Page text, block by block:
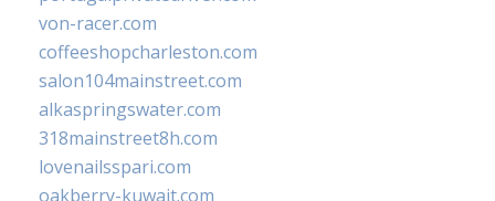
von-racer.com
coffeeshopcharleston.com
salon104mainstreet.com
alkaspringswater.com
318mainstreet8h.com
lovenailsspari.com
oakberry-kuwait.com